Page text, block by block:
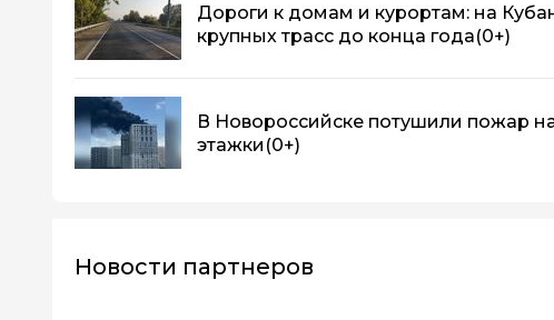
Дороги к домам и курортам: на
крупных трасс до конца года(0+)
В Новороссийске потушили пожар
этажки (0+)
Новости партнеров